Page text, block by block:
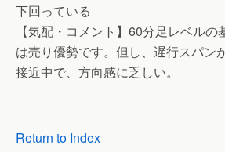
下回っている
【気配・コメント】60分足レベル
は売り優勢です。但し、遅行スパン
接近中で、方向感に乏しい。
Return to Index